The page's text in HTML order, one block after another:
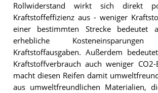
Rollwiderstand wirkt sich direkt
Kraftstoffeffizienz aus - weniger
einer bestimmten Strecke bedeutet
erhebliche
Kraftstoffausgaben. Außerdem
Kraftstoffverbrauch auch weniger CO2-
macht diesen Reifen damit
aus umweltfreundlichen Materialien,